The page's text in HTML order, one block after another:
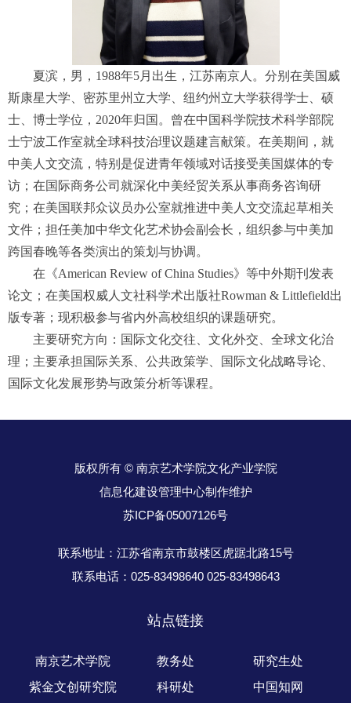
夏滨，男，1988年5月出生，江苏南京人。分别在美国威
斯康星大学、密苏里州立大学、纽约州立大学获得学士、硕
士、博士学位，2020年归国。曾在中国科学院技术科学部院
士宁波工作室就全球科技治理议题建言献策。在美期间，就
中美人文交流，特别是促进青年领域对话接受美国媒体的专
访；在国际商务公司就深化中美经贸关系从事商务咨询研
究；在美国联邦众议员办公室就推进中美人文交流起草相关
文件；担任美加中华文化艺术协会副会长，组织参与中美加
跨国春晚等各类演出的策划与协调。
在《American Review of China Studies》等中外期刊发表
论文；在美国权威人文社科学术出版社Rowman & Littlefield出
版专著；现积极参与省内外高校组织的课题研究。
主要研究方向：国际文化交往、文化外交、全球文化治
理；主要承担国际关系、公共政策学、国际文化战略导论、
国际文化发展形势与政策分析等课程。
版权所有 © 南京艺术学院文化产业学院
信息化建设管理中心制作维护
苏ICP备05007126号
联系地址：江苏省南京市鼓楼区虎踞北路15号
联系电话：025-83498640 025-83498643
站点链接
南京艺术学院 教务处
研究生处
紫金文创研究院
科研处 中国知网